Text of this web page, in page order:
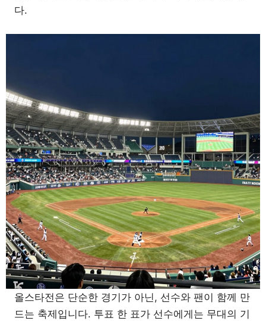
다.
올스타전은 단순한 경기가 아닌, 선수와 팬이 함께 만
드는 축제입니다. 투표 한 표가 선수에게는 무대의 기